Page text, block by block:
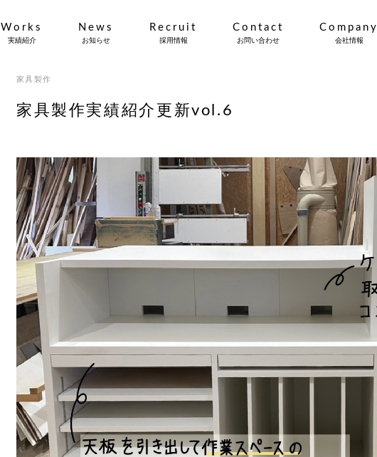
Works
実績紹介
News
お知らせ
Recruit
採用情報
Contact
お問い合わせ
Company
会社情報
家具製作
家具製作実績紹介更新vol.6